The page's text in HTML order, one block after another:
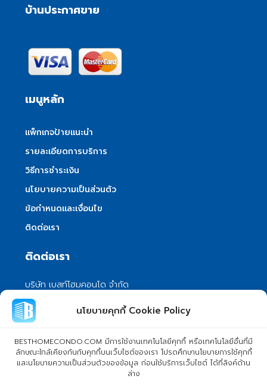
นโยบายคุกกี้ Cookie Policy
BESTHOMECONDO.COM มีการใช้งานเทคโนโลยีคุกกี้ หรือเทคโนโลยีอื่นที่มี
ลักษณะใกล้เคียงกันกับคุกกี้บนเว็บไซต์ของเรา โปรดศึกษานโยบายการใช้คุกกี้
และนโยบายความเป็นส่วนตัวของข้อมูล ก่อนใช้บริการเว็บไซต์ ได้ที่ลิงค์ด้าน
ล่าง
บ้านประกาศขาย
เมนูหลัก
แพ็กเกจป้ายแนะนำ
รายละเอียดการบริการ
วิธีการชำระเงิน
นโยบายความเป็นส่วนตัว
ข้อกำหนดและเงื่อนไข
ติดต่อเรา
ติดต่อเรา
บริษัท เบสท์โฮมคอนโด จำกัด
101/399 หมู่ 7 แขวงลําผักชี เขตหนองจอก
กรุงเทพมหานคร 10530
info@besthomecondo.com